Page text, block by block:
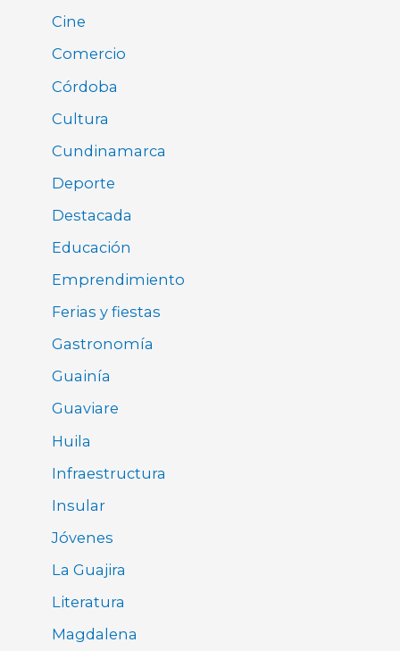
Cine
Comercio
Córdoba
Cultura
Cundinamarca
Deporte
Destacada
Educación
Emprendimiento
Ferias y fiestas
Gastronomía
Guainía
Guaviare
Huila
Infraestructura
Insular
Jóvenes
La Guajira
Literatura
Magdalena